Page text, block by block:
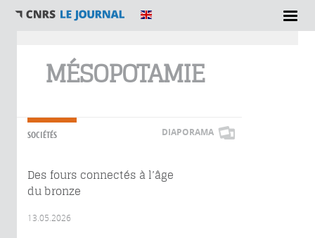
MÉSOPOTAMIE
SOCIÉTÉS DIAPORAMA
Des fours connectés à l’âge
du bronze
13.05.2026